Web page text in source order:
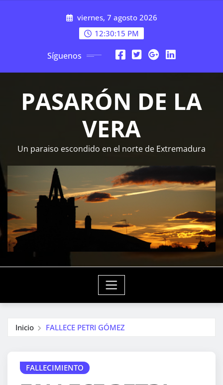
viernes, 7 agosto 2026
12:30:15 PM
Síguenos
PASARÓN DE LA
VERA
Un paraiso escondido en el norte de Extremadura
Inicio FALLECE PETRI GÓMEZ
FALLECIMIENTO